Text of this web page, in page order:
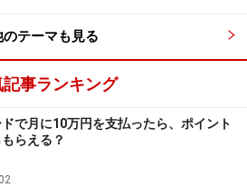
のテーマも見る
記事ランキング
で月に10万円を支払ったら、ポイント
らえる？